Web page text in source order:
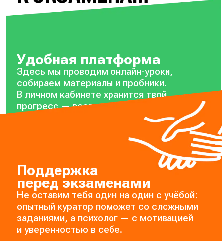
Удобная платформа
Здесь мы проводим онлайн-уроки,
собираем материалы и пробники.
В личном кабинете хранится твой
прогресс — всегда можно посмотреть,
Поддержка
перед экзаменами
Не оставим тебя один на один с учёбой:
опытный куратор поможет со сложными
заданиями, а психолог — с мотивацией
и уверенностью в себе.